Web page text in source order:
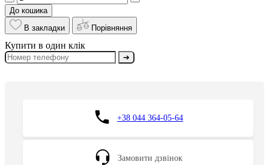
До кошика
В закладки
Порівняння
Купити в один клік
➔
+38 044 364-05-64
Замовити дзвінок